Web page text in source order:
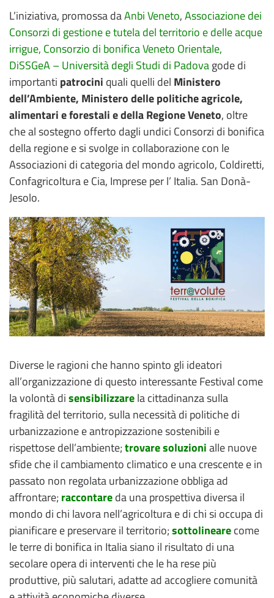
L’iniziativa, promossa daAnbi Veneto,Associazione dei
Consorzi di gestione e tutela del territorio e delle acque
irrigue, Consorzio di bonifica Veneto Orientale,
DiSSGeA – Università degli Studi di Padovagode di
importanti patrocini quali quelli del Ministero
dell’Ambiente, Ministero delle politiche agricole,
alimentari e forestali e della Regione Veneto, oltre
che al sostegno offerto dagli undici Consorzi di bonifica
della regione e si svolge in collaborazione con le
Associazioni di categoria del mondo agricolo, Coldiretti,
Confagricoltura e Cia, Imprese per l’ Italia. San Donà-
Jesolo.
Diverse le ragioni che hanno spinto gli ideatori
all’organizzazione di questo interessante Festival come
la volontà disensibilizzarela cittadinanza sulla
fragilità del territorio, sulla necessità di politiche di
urbanizzazione e antropizzazione sostenibili e
rispettose dell’ambiente;trovare soluzionialle nuove
sfide che il cambiamento climatico e una crescente e in
passato non regolata urbanizzazione obbliga ad
affrontare; raccontareda una prospettiva diversa il
mondo di chi lavora nell’agricoltura e di chi si occupa di
pianificare e preservare il territorio;sottolinearecome
le terre di bonifica in Italia siano il risultato di una
secolare opera di interventi che le ha rese più
produttive, più salutari, adatte ad accogliere comunità